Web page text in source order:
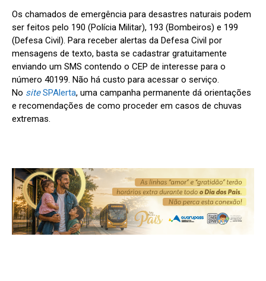
Os chamados de emergência para desastres naturais podem
ser feitos pelo 190 (Polícia Militar), 193 (Bombeiros) e 199
(Defesa Civil). Para receber alertas da Defesa Civil por
mensagens de texto, basta se cadastrar gratuitamente
enviando um SMS contendo o CEP de interesse para o
número 40199. Não há custo para acessar o serviço.
No siteSPAlerta, uma campanha permanente dá orientações
e recomendações de como proceder em casos de chuvas
extremas.